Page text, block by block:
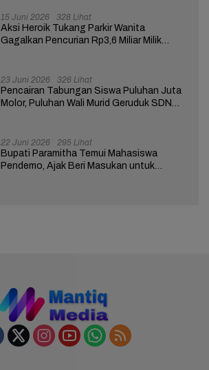
15 Juni 2026 328 Lihat
Aksi Heroik Tukang Parkir Wanita
Gagalkan Pencurian Rp3,6 Miliar Milik
23 Juni 2026 326 Lihat
Pencairan Tabungan Siswa Puluhan Juta
Molor, Puluhan Wali Murid Geruduk SDN
22 Juni 2026 295 Lihat
Bupati Paramitha Temui Mahasiswa
Pendemo, Ajak Beri Masukan untuk